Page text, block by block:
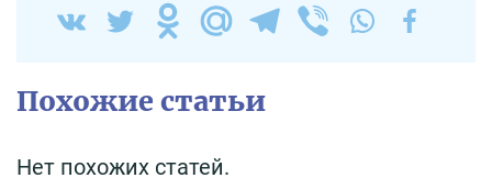
Похожие статьи
Нет похожих статей.